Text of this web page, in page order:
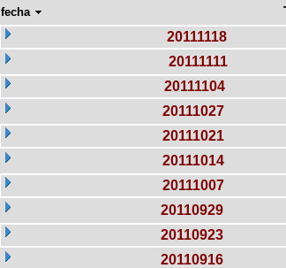
fecha
20111118
20111111
20111104
20111027
20111021
20111014
20111007
20110929
20110923
20110916